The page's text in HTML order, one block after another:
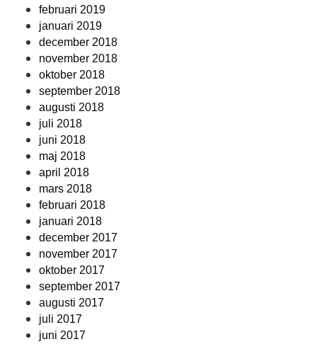
februari 2019
januari 2019
december 2018
november 2018
oktober 2018
september 2018
augusti 2018
juli 2018
juni 2018
maj 2018
april 2018
mars 2018
februari 2018
januari 2018
december 2017
november 2017
oktober 2017
september 2017
augusti 2017
juli 2017
juni 2017